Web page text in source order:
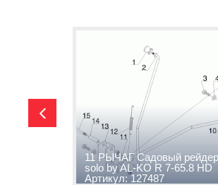
11 РЫЧАГ Садовый рейдер
solo by AL-KO R 7-65.8 HD
Артикул: 127487